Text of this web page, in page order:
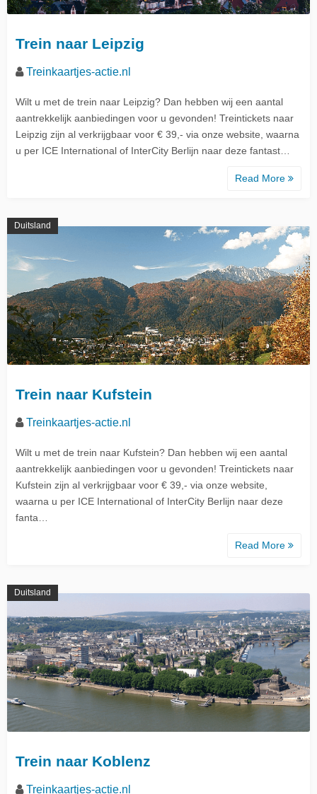
Trein naar Leipzig
Treinkaartjes-actie.nl
Wilt u met de trein naar Leipzig? Dan hebben wij een aantal
aantrekkelijk aanbiedingen voor u gevonden! Treintickets naar
Leipzig zijn al verkrijgbaar voor € 39,- via onze website, waarna
u per ICE International of InterCity Berlijn naar deze fantast…
Read More
Duitsland
Trein naar Kufstein
Treinkaartjes-actie.nl
Wilt u met de trein naar Kufstein? Dan hebben wij een aantal
aantrekkelijk aanbiedingen voor u gevonden! Treintickets naar
Kufstein zijn al verkrijgbaar voor € 39,- via onze website,
waarna u per ICE International of InterCity Berlijn naar deze
fanta…
Read More
Duitsland
Trein naar Koblenz
Treinkaartjes-actie.nl